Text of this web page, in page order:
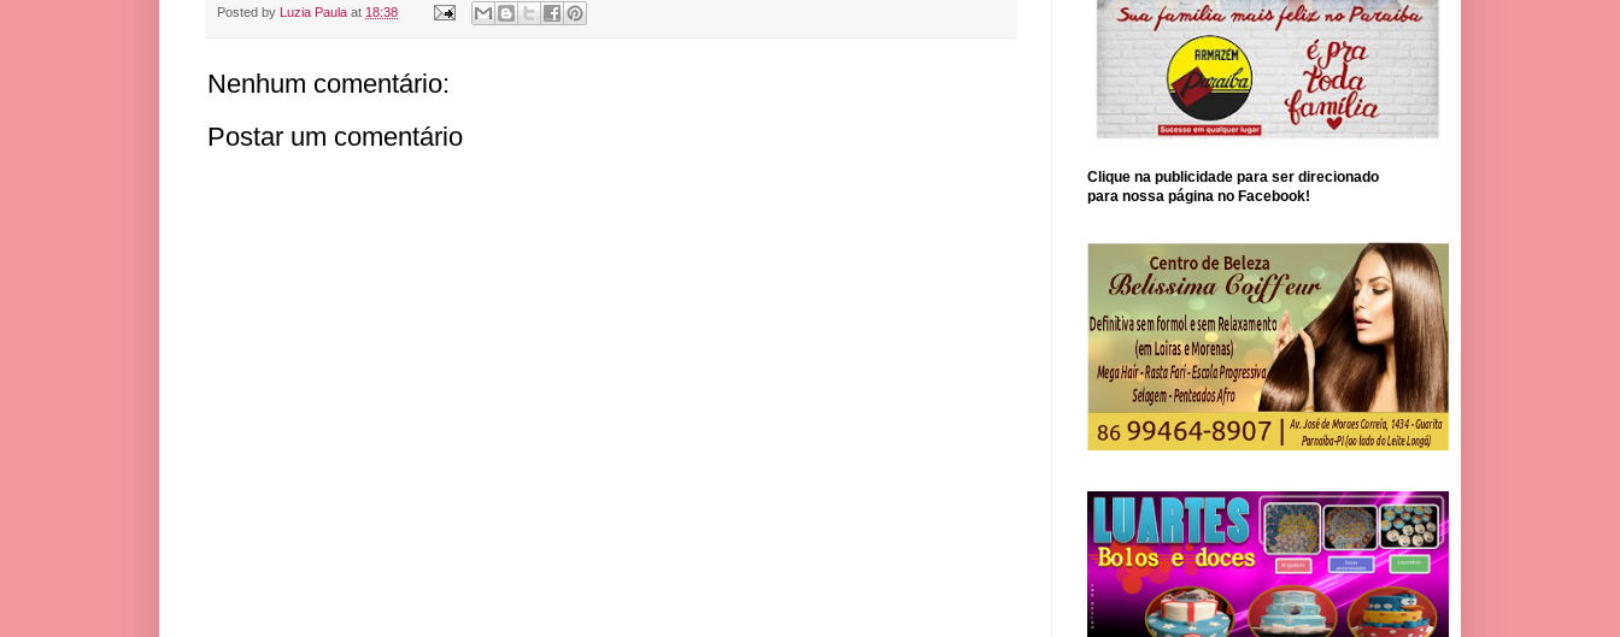
Posted by Luzia Paula at 18:38
Nenhum comentário:
Postar um comentário
Clique na publicidade para ser direcionado
para nossa página no Facebook!